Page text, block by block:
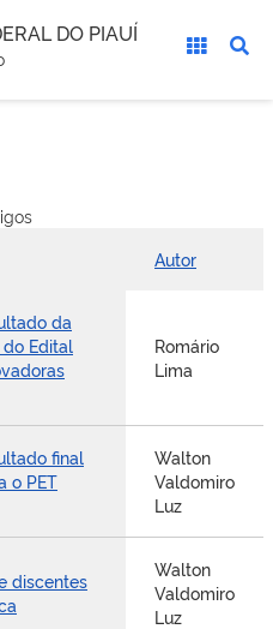
DO PIAUÍ
Autor
da
Edital
Romário
Lima
final
o PET
Walton
Valdomiro
Luz
discentes
Walton
Valdomiro
Luz